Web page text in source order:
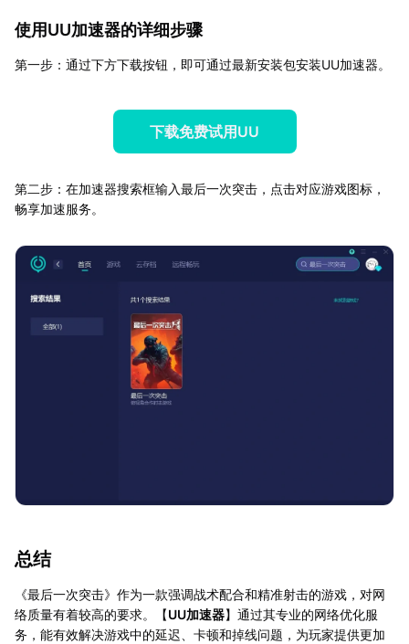
使用UU加速器的详细步骤
第一步：通过下方下载按钮，即可通过最新安装包安装UU加速器。
下载免费试用UU
第二步：在加速器搜索框输入最后一次突击，点击对应游戏图标，
畅享加速服务。
总结
《最后一次突击》作为一款强调战术配合和精准射击的游戏，对网
络质量有着较高的要求。【UU加速器】通过其专业的网络优化服
务，能有效解决游戏中的延迟、卡顿和掉线问题，为玩家提供更加